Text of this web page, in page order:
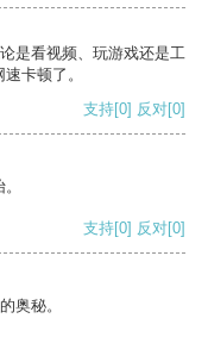
是看视频、玩游戏还是工
卡顿了。
支持[0] 反对[0]
支持[0] 反对[0]
奥秘。